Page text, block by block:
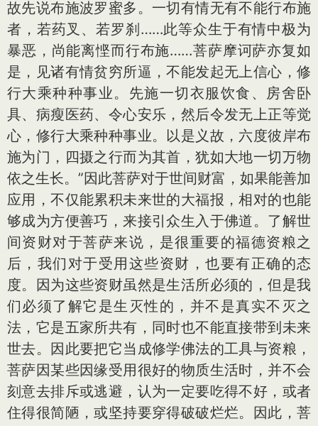
故先说布施波罗蜜多。一切有情无有不能行布施
者，若药叉、若罗刹……此等众生于有情中极为
暴恶，尚能离悭而行布施……菩萨摩诃萨亦复如
是，见诸有情贫穷所逼，不能发起无上信心，修
行大乘种种事业。先施一切衣服饮食、房舍卧
具、病瘦医药、令心安乐，然后令发无上正等觉
心，修行大乘种种事业。以是义故，六度彼岸布
施为门，四摄之行而为其首，犹如大地一切万物
依之生长。”因此菩萨对于世间财富，如果能善加
应用，不仅能累积未来世的大福报，相对的也能
够成为方便善巧，来接引众生入于佛道。了解世
间资财对于菩萨来说，是很重要的福德资粮之
后，我们对于受用这些资财，也要有正确的态
度。因为这些资财虽然是生活所必须的，但是我
们必须了解它是生灭性的，并不是真实不灭之
法，它是五家所共有，同时也不能直接带到未来
世去。因此要把它当成修学佛法的工具与资粮，
菩萨因某些因缘受用很好的物质生活时，并不会
刻意去排斥或逃避，认为一定要吃得不好，或者
住得很简陋，或坚持要穿得破破烂烂。因此，菩